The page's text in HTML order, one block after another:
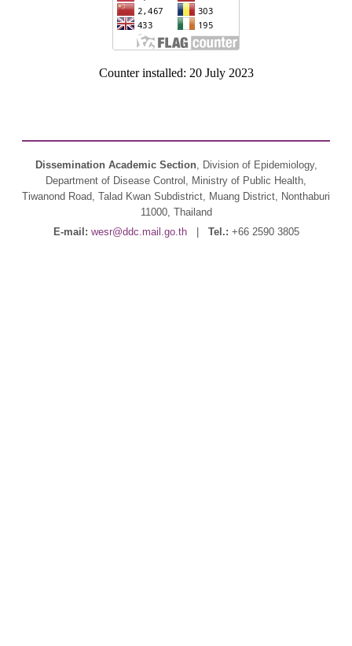
Counter installed: 20 July 2023
Dissemination Academic Section, Division of Epidemiology,
Department of Disease Control, Ministry of Public Health,
Tiwanond Road, Talad Kwan Subdistrict, Muang District, Nonthaburi
11000, Thailand
E-mail: wesr@ddc.mail.go.th| Tel.: +66 2590 3805